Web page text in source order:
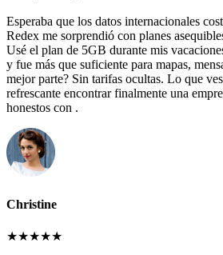
Esperaba que los datos internacionales
Redex me sorprendió con planes
Usé el plan de 5GB durante mis
y fue más que suficiente para mapas,
mejor parte? Sin tarifas ocultas. Lo que
refrescante encontrar finalmente una
honestos con .
Christine
★★★★★